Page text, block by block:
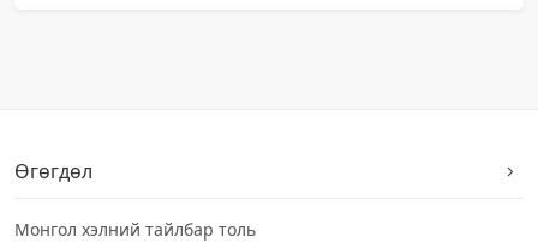
Өгөгдөл
Монгол хэлний тайлбар толь